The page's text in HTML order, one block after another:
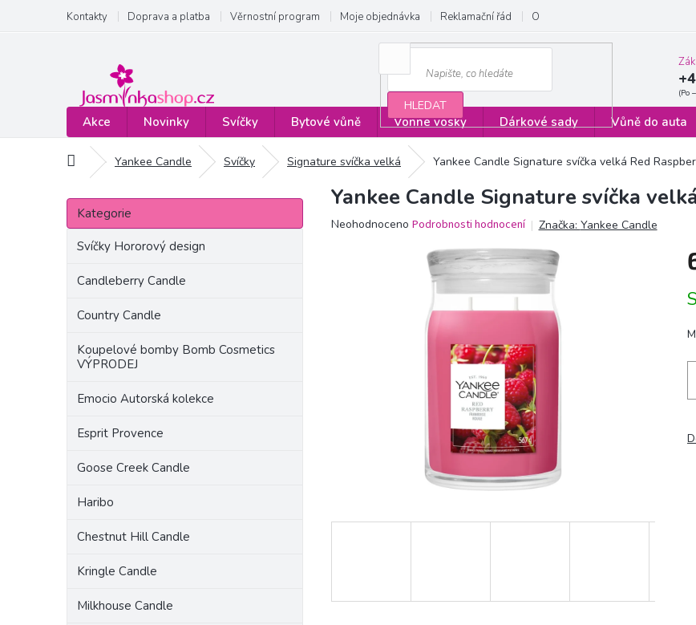
obsah
Kontakty Doprava a platba Věrnostní program Moje objednávka Reklamační řád Obchodní podmínky
HLEDAT
Akce Novinky Svíčky Bytové vůně Vonné vosky Dárkové sady Vůně do auta
Domů Yankee Candle Svíčky Signature svíčka velká Yankee Candle Signature svíčka velká Red
P
s
Přeskočit
kategorie
Kategorie
Svíčky Hororový design
Candleberry Candle
Country Candle
Koupelové bomby Bomb Cosmetics
VÝPRODEJ
Emocio Autorská kolekce
Esprit Provence
Goose Creek Candle
Haribo
Chestnut Hill Candle
Kringle Candle
Milkhouse Candle
Yankee Candle Signature svíčka
Průměrné
Neohodnoceno Podrobnosti hodnocení Značka: Yankee Candle